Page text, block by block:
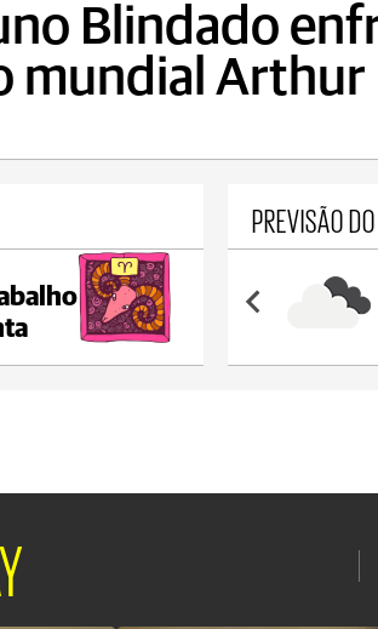
Blindado
mundial Arthur
PREVISÃO
Castro
max 21°C